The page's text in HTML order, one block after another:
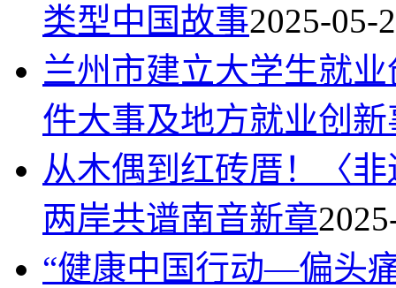
类型中国故事2025-05-
兰州市建立大学生就
件大事及地方就业创新
从木偶到红砖厝！〈
两岸共谱南音新章
“健康中国行动—偏头